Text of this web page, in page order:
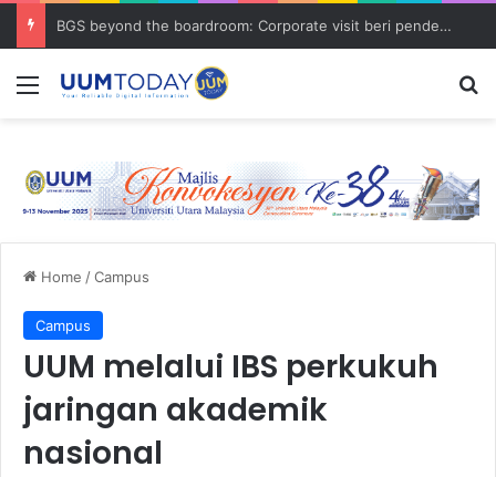
BGS beyond the boardroom: Corporate visit beri pendedahan dunia korporat kepada PELAJAR UUM
Menu
Home /Campus
Campus
UUM melalui IBS perkukuh
jaringan akademik
nasional